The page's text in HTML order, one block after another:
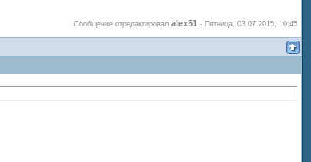
Сообщение отредактировал alex51 - Пятница, 03.07.2015, 10:45